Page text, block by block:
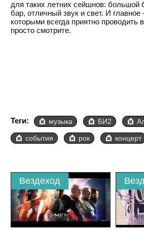
для таких летних сейшнов: большой
бар, отличный звук и свет. И
которыми всегда приятно проводить
просто смотрите.
Теги: музыка БИ2
события рок концерт
Вездеход